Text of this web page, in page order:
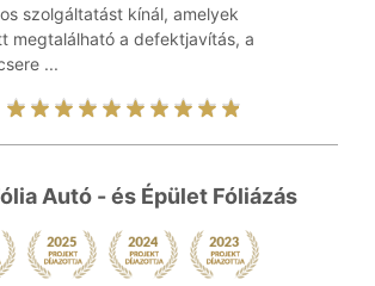
szolgáltatást kínál, amelyek
megtalálható a defektjavítás, a
...
Autó - és Épület Fóliázás